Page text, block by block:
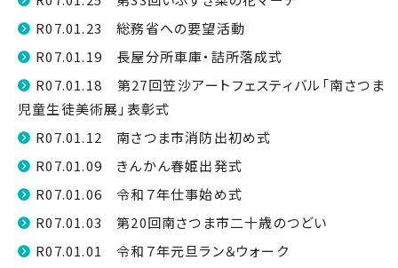
R07.01.23 総務省への要望活動
R07.01.19 長屋分所車庫・詰所落成式
R07.01.18 第27回笠沙アートフェスティバル「南さつま
児童生徒美術展」表彰式
R07.01.12 南さつま市消防出初め式
R07.01.09 きんかん春姫出発式
R07.01.06 令和７年仕事始め式
R07.01.03 第20回南さつま市二十歳のつどい
R07.01.01 令和７年元旦ラン＆ウォーク